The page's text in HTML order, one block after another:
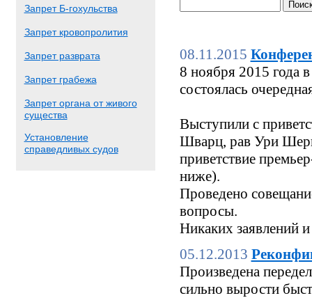
Запрет Б-гохульства
Запрет кровопролития
Запрет разврата
Запрет грабежа
Запрет органа от живого
существа
Установление
справедливых судов
08.11.2015
8 ноября 2015 года
состоялась
Выступили с
Шварц, рав Ури
приветствие
ниже).
Проведено
вопросы.
Никаких заявлений
05.12.2013
Произведена
сильно вырости